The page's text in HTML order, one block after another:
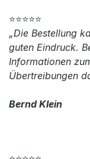
⭐⭐⭐⭐⭐
„Die Bestellung
guten Eindruck.
Informationen
Übertreibungen
Bernd Klein